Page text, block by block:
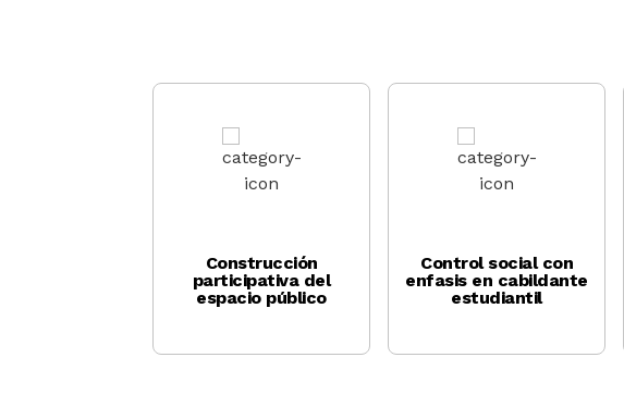
Construcción
participativa del
espacio público
Control social con
enfasis en cabildante
estudiantil